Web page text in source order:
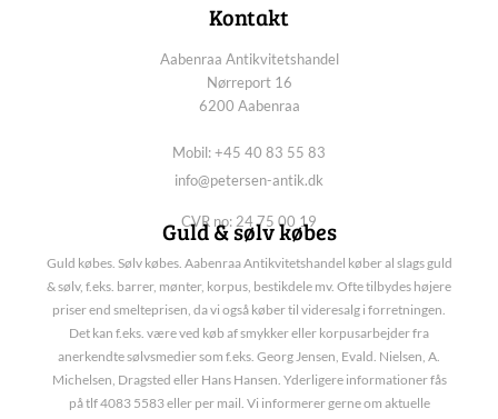
Kontakt
Aabenraa Antikvitetshandel
Nørreport 16
6200 Aabenraa
Mobil: +45 40 83 55 83
info@petersen-antik.dk
CVR no: 24 75 00 19
Guld & sølv købes
Guld købes. Sølv købes. Aabenraa Antikvitetshandel køber al slags guld
& sølv, f.eks. barrer, mønter, korpus, bestikdele mv. Ofte tilbydes højere
priser end smelteprisen, da vi også køber til videresalg i forretningen.
Det kan f.eks. være ved køb af smykker eller korpusarbejder fra
anerkendte sølvsmedier som f.eks. Georg Jensen, Evald. Nielsen, A.
Michelsen, Dragsted eller Hans Hansen. Yderligere informationer fås
på tlf 4083 5583 eller per mail. Vi informerer gerne om aktuelle